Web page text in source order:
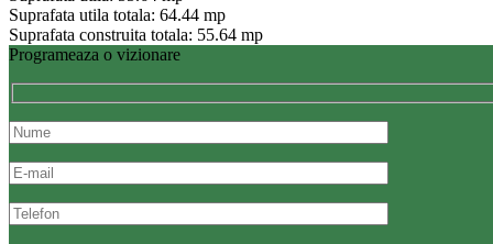
Suprafata utila totala: 64.44 mp
Suprafata construita totala: 55.64 mp
Programeaza o vizionare